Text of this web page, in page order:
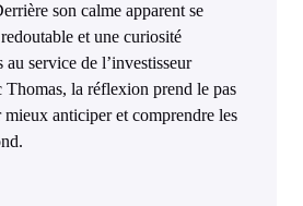
son calme apparent se
et une curiosité
service de l’investisseur
Thomas, la réflexion prend le pas
mieux anticiper et comprendre les